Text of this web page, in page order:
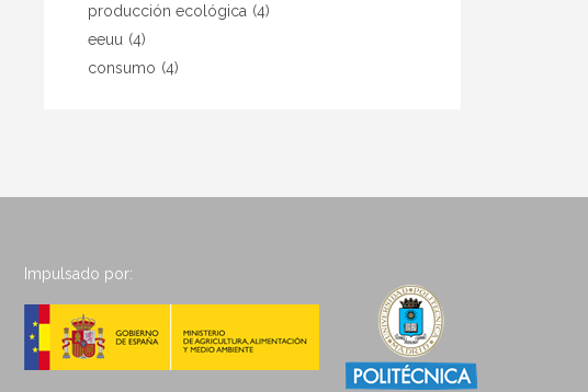
producción ecológica (4)
eeuu (4)
consumo (4)
Impulsado por: